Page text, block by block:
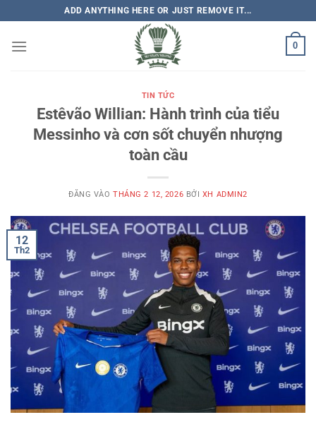
qua
nội
ADD ANYTHING HERE OR JUST REMOVE IT...
0
TIN TỨC
Estêvão Willian: Hành trình của tiểu
Messinho và cơn sốt chuyển nhượng
toàn cầu
ĐĂNG VÀOTHÁNG 2 12, 2026 BỞI XH ADMIN2
12
Th2